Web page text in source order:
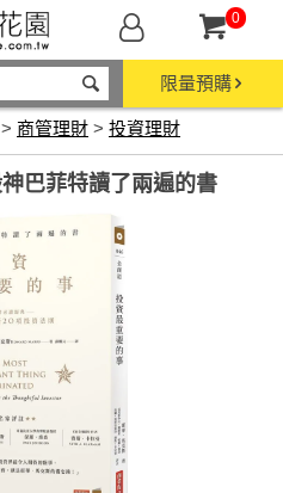
0
限量預購
> 商管理財 > 投資理財
巴菲特讀了兩遍的書